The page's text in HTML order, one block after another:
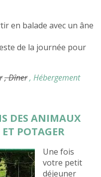
en balade avec un âne
de la journée pour
, Dîner, Hébergement
DES ANIMAUX
POTAGER
Une fois
votre petit
déjeuner